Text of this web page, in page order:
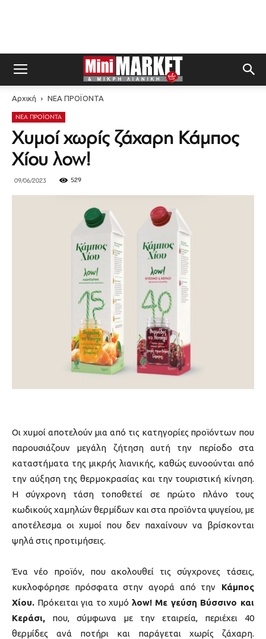
Αρχική ΝΕΑ ΠΡΟΪΟΝΤΑ
ΝΕΑ ΠΡΟΪΟΝΤΑ
Χυμοί χωρίς ζάχαρη Κάμπος
Χίου λow!
09/06/2023 529
Οι χυμοί αποτελούν μια από τις κατηγορίες προϊόντων που
παρουσιάζουν μεγάλη ζήτηση αυτή την περίοδο στα
καταστήματα της μικρής λιανικής, καθώς ευνοούνται από
την αύξηση της θερμοκρασίας και την τουριστική κίνηση.
Η σύγχρονη τάση τοποθετεί σε πρώτο πλάνο τους
κωδικούς χαμηλών θερμίδων και στα προϊόντα ψυγείου, με
αποτέλεσμα οι χυμοί που δεν παχαίνουν να βρίσκονται
ψηλά στις προτιμήσεις.
Ένα νέο προϊόν, που ακολουθεί τις σύγχρονες τάσεις,
κυκλοφόρησε πρόσφατα στην αγορά από την Κάμπος
Χίου. Πρόκειται για το χυμό λοw! Με γεύση Βύσσινο και
Κεράσι, που, σύμφωνα με την εταιρεία, περιέχει 40
θερμίδες ανά ποτήρι και παράγεται χωρίς ζάχαρη.